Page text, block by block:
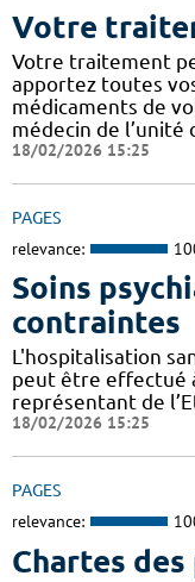
Votre
Votre traitement
apportez toutes
médicaments de
médecin de
18/02/2026 15:25
PAGES
relevance:
Soins
contraintes
L'hospitalisation
peut être effectué
représentant de
18/02/2026 15:25
PAGES
relevance:
Chartes